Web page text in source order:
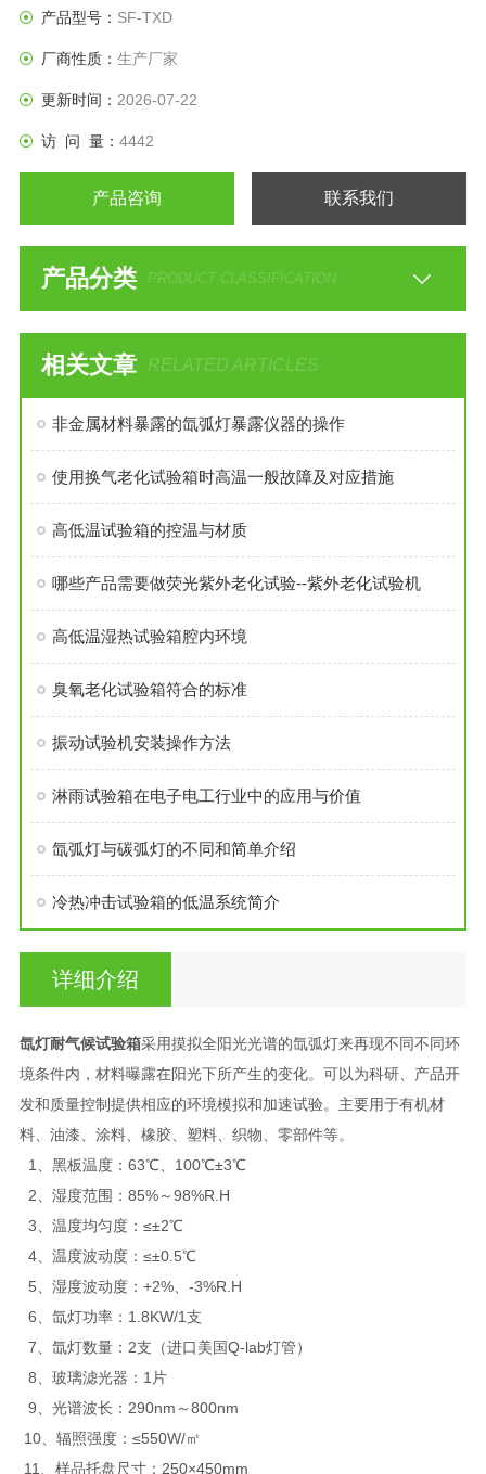
产品型号： SF-TXD
厂商性质： 生产厂家
更新时间： 2026-07-22
访 问 量： 4442
产品咨询 联系我们
产品分类 PRODUCT CLASSIFICATION
相关文章 RELATED ARTICLES
非金属材料暴露的氙弧灯暴露仪器的操作
使用换气老化试验箱时高温一般故障及对应措施
高低温试验箱的控温与材质
哪些产品需要做荧光紫外老化试验--紫外老化试验机
高低温湿热试验箱腔内环境
臭氧老化试验箱符合的标准
振动试验机安装操作方法
淋雨试验箱在电子电工行业中的应用与价值
氙弧灯与碳弧灯的不同和简单介绍
冷热冲击试验箱的低温系统简介
详细介绍
氙灯耐气候试验箱采用摸拟全阳光光谱的氙弧灯来再现不同不同环
境条件内，材料曝露在阳光下所产生的变化。可以为科研、产品开
发和质量控制提供相应的环境模拟和加速试验。主要用于有机材
料、油漆、涂料、橡胶、塑料、织物、零部件等。
1、黑板温度：63℃、100℃±3℃
2、湿度范围：85%～98%R.H
3、温度均匀度：≤±2℃
4、温度波动度：≤±0.5℃
5、湿度波动度：+2%、-3%R.H
6、氙灯功率：1.8KW/1支
7、氙灯数量：2支（进口美国Q-lab灯管）
8、玻璃滤光器：1片
9、光谱波长：290nm～800nm
10、辐照强度：≤550W/㎡
11、样品托盘尺寸：250×450mm